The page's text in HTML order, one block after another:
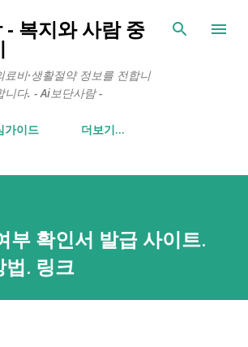
기본 콘텐츠로 건너뛰기
복지와 사람 중
료비·생활절약 정보를 전합니
니다. - Ai보단사람 -
가이드 더보기…
부 확인서 발급 사이트.
법. 링크